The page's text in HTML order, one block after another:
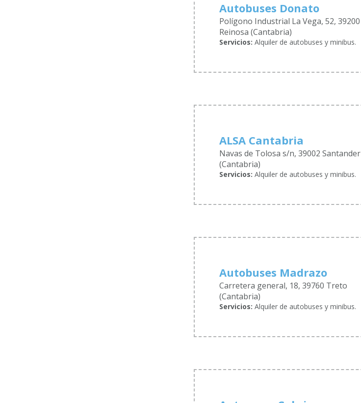
Autobuses Donato
Polígono Industrial La Vega, 52, 39200
Reinosa (Cantabria)
Servicios: Alquiler de autobuses y minibus.
ALSA Cantabria
Navas de Tolosa s/n, 39002 Santander
(Cantabria)
Servicios: Alquiler de autobuses y minibus.
Autobuses Madrazo
Carretera general, 18, 39760 Treto
(Cantabria)
Servicios: Alquiler de autobuses y minibus.